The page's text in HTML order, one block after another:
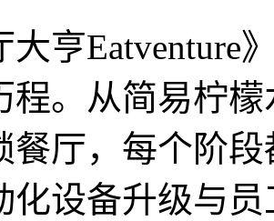
大亨Eatventure
程。从简易柠
餐厅，每个阶
化设备升级与